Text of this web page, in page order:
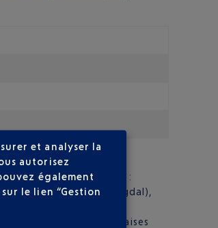
modes de transport :
à la gare TGV Rabat-Agdal),
de trajet.
Pas de mauvaises
et analyser la
autorisez
également
le lien “Gestion